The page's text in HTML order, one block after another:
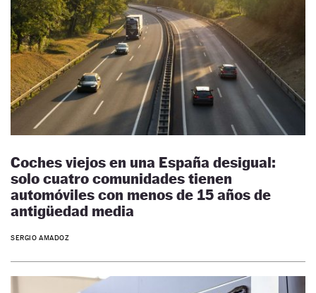
Coches viejos en una España desigual:
solo cuatro comunidades tienen
automóviles con menos de 15 años de
antigüedad media
SERGIO AMADOZ